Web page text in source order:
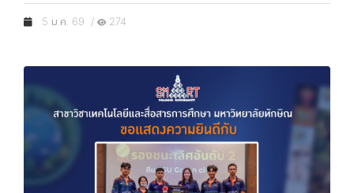
5 ม.ค. 69 / 274